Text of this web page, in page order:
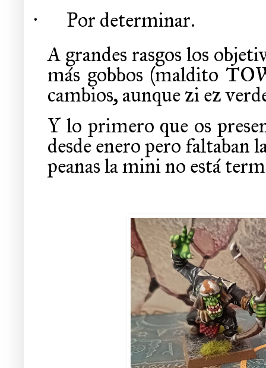
·
Por determinar.
A grandes rasgos los
más gobbos (maldito
cambios, aunque zi ez
Y lo primero que os
desde enero pero faltaban
peanas la mini no está